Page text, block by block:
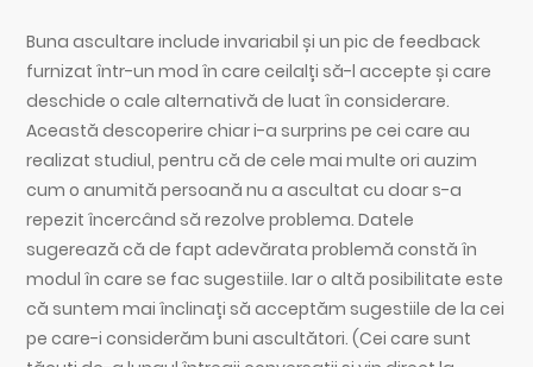
Buna ascultare include invariabil și un pic de feedback
furnizat într-un mod în care ceilalți să-l accepte și care
deschide o cale alternativă de luat în considerare.
Această descoperire chiar i-a surprins pe cei care au
realizat studiul, pentru că de cele mai multe ori auzim
cum o anumită persoană nu a ascultat cu doar s-a
repezit încercând să rezolve problema. Datele
sugerează că de fapt adevărata problemă constă în
modul în care se fac sugestiile. Iar o altă posibilitate este
că suntem mai înclinați să acceptăm sugestiile de la cei
pe care-i considerăm buni ascultători. (Cei care sunt